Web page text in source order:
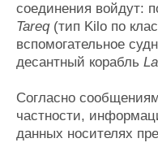
Реклама
Конференции
Личности
Словарь
соединения войдут:
Tareq(тип Kilo по
вспомогательное
десантный корабль
Согласно
частности,
данных носителях